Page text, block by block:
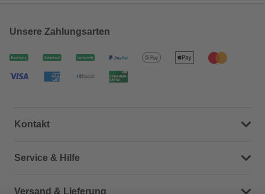
Unsere Zahlungsarten
Kontakt
Dein Kontakt zu uns
Service & Hilfe
Häufige Fragen (FAQ)
Versand & Lieferung